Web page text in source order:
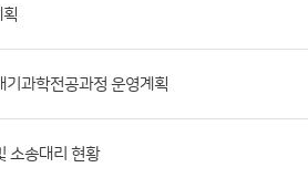
과학전공과정 운영계획
소송대리 현황